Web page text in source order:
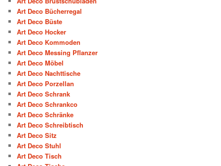
Art Deco Bücherregal
Art Deco Büste
Art Deco Hocker
Art Deco Kommoden
Art Deco Messing Pflanzer
Art Deco Möbel
Art Deco Nachttische
Art Deco Porzellan
Art Deco Schrank
Art Deco Schrankco
Art Deco Schränke
Art Deco Schreibtisch
Art Deco Sitz
Art Deco Stuhl
Art Deco Tisch